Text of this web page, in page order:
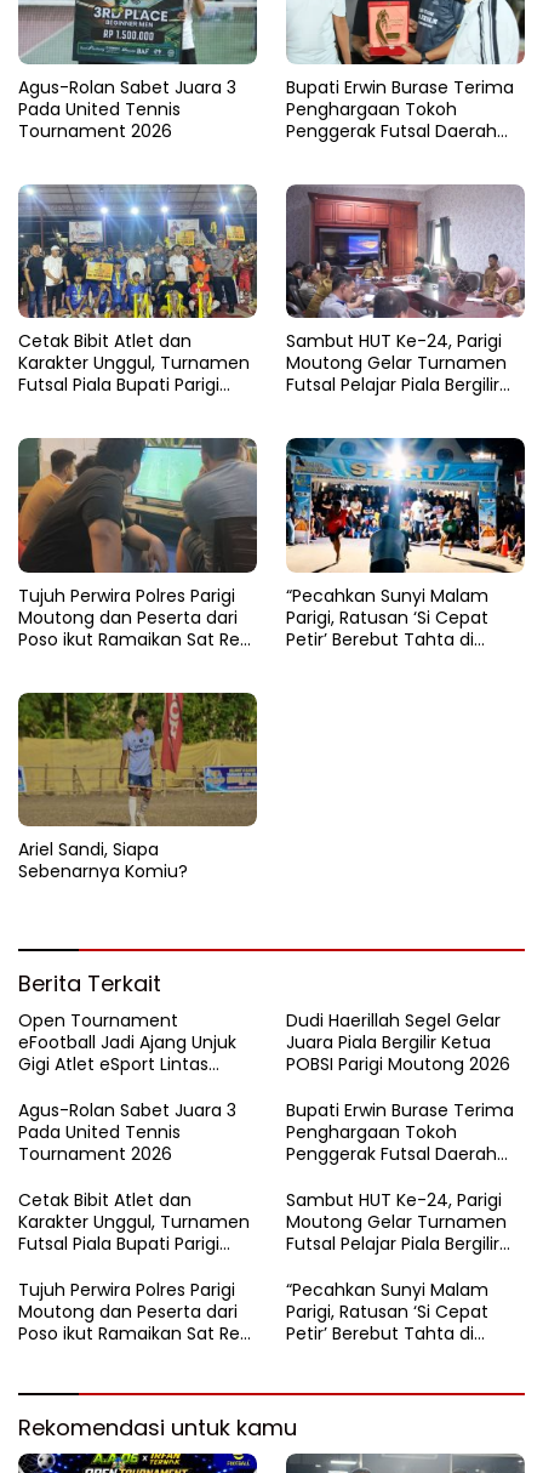
Agus-Rolan Sabet Juara 3
Pada United Tennis
Tournament 2026
Bupati Erwin Burase Terima
Penghargaan Tokoh
Penggerak Futsal Daerah
Cetak Bibit Atlet dan
Karakter Unggul, Turnamen
Futsal Piala Bupati Parigi
Sambut HUT Ke-24, Parigi
Moutong Gelar Turnamen
Futsal Pelajar Piala Bergilir
Tujuh Perwira Polres Parigi
Moutong dan Peserta dari
Poso ikut Ramaikan Sat Res
“Pecahkan Sunyi Malam
Parigi, Ratusan ‘Si Cepat
Petir’ Berebut Tahta di
Ariel Sandi, Siapa
Sebenarnya Komiu?
Berita Terkait
Open Tournament
eFootball Jadi Ajang Unjuk
Gigi Atlet eSport Lintas
Dudi Haerillah Segel Gelar
Juara Piala Bergilir Ketua
POBSI Parigi Moutong 2026
Agus-Rolan Sabet Juara 3
Pada United Tennis
Tournament 2026
Bupati Erwin Burase Terima
Penghargaan Tokoh
Penggerak Futsal Daerah
Pelajar
Cetak Bibit Atlet dan
Karakter Unggul, Turnamen
Futsal Piala Bupati Parigi
Ditutup
Sambut HUT Ke-24, Parigi
Moutong Gelar Turnamen
Futsal Pelajar Piala Bergilir
Juta
Tujuh Perwira Polres Parigi
Moutong dan Peserta dari
Poso ikut Ramaikan Sat Res
“Pecahkan Sunyi Malam
Parigi, Ratusan ‘Si Cepat
Petir’ Berebut Tahta di
Rekomendasi untuk kamu